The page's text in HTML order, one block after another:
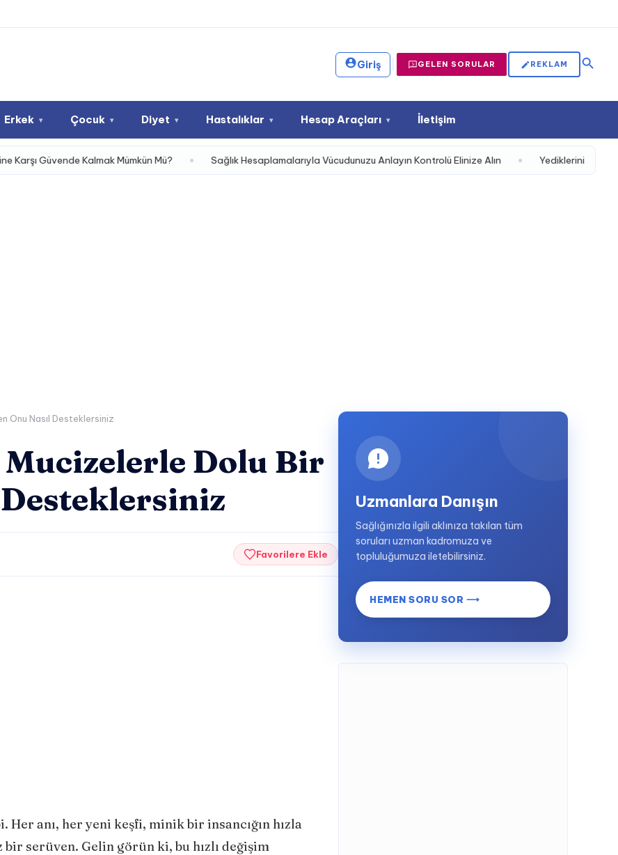
Giriş GELEN SORULAR REKLAM
Erkek ▾ Çocuk ▾ Diyet ▾ Hastalıklar ▾ Hesap Araçları ▾ İletişim
Kalmak Mümkün Mü? Sağlık Hesaplamalarıyla Vücudunuzu Anlayın Kontrolü Elinize Alın Yediklerinizi Sindiremiyor
Onu Nasıl Desteklersiniz
Mucizelerle Dolu Bir
Desteklersiniz
Favorilere Ekle
anı, her yeni keşfi, minik bir insancığın hızla
serüven. Gelin görün ki, bu hızlı değişim
Uzmanlara Danışın
Sağlığınızla ilgili aklınıza takılan tüm
soruları uzman kadromuza ve
topluluğumuza iletebilirsiniz.
HEMEN SORU SOR ⟶